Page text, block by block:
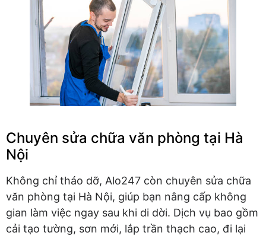
Chuyên sửa chữa văn phòng tại Hà
Nội
Không chỉ tháo dỡ, Alo247 còn chuyên sửa chữa
văn phòng tại Hà Nội, giúp bạn nâng cấp không
gian làm việc ngay sau khi di dời. Dịch vụ bao gồm
cải tạo tường, sơn mới, lắp trần thạch cao, đi lại